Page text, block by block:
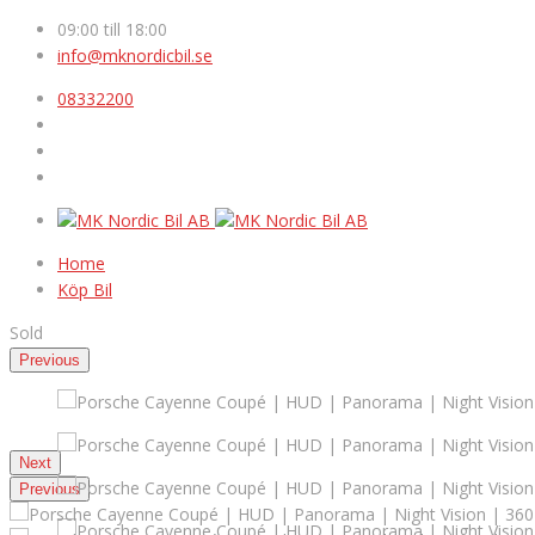
09:00 till 18:00
info@mknordicbil.se
08332200
Home
Köp Bil
Sold
Previous
Next
Previous